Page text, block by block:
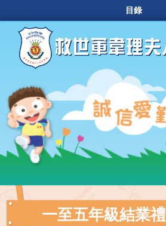
目錄
一至五年級結業禮